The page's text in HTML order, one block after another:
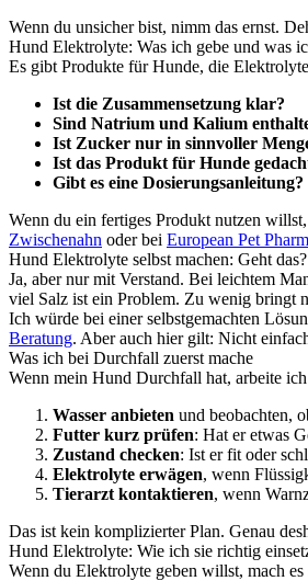
Wenn du unsicher bist, nimm das ernst.
Hund Elektrolyte: Was ich gebe und was
Es gibt Produkte für Hunde, die
Ist die Zusammensetzung klar?
Sind Natrium und Kalium
Ist Zucker nur in sinnvoller
Ist das Produkt für Hunde
Gibt es eine Dosierungsanleitung?
Wenn du ein fertiges Produkt nutzen
Zwischenahn oder bei European Pet
Hund Elektrolyte selbst machen: Geht das?
Ja, aber nur mit Verstand. Bei leichtem
viel Salz ist ein Problem. Zu wenig bringt
Ich würde bei einer selbstgemachten
Beratung. Aber auch hier gilt: Nicht
Was ich bei Durchfall zuerst mache
Wenn mein Hund Durchfall hat, arbeite
Wasser anbieten und beobachten,
Futter kurz prüfen: Hat er etwas
Zustand checken: Ist er fit oder
Elektrolyte erwägen, wenn
Tierarzt kontaktieren, wenn
Das ist kein komplizierter Plan. Genau
Hund Elektrolyte: Wie ich sie richtig
Wenn du Elektrolyte geben willst, mach es